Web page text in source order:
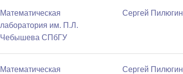
Математичеcкая
лаборатория им. П.Л.
Чебышева СПбГУ
Сергей Пилюгин
Математичеcкая
Сергей Пилюгин